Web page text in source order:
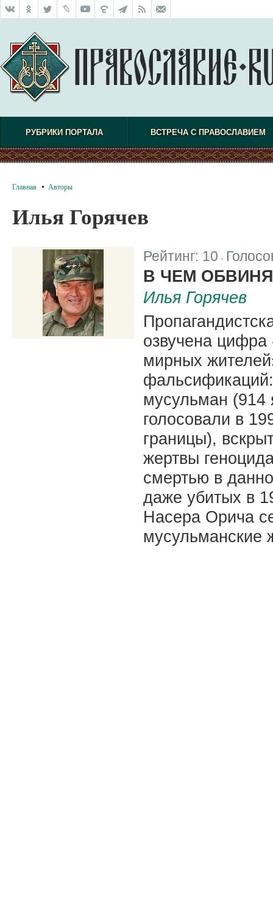
РУБРИКИ ПОРТАЛА ВСТРЕЧА С ПРАВОСЛАВИЕМ
Главная Авторы
Илья Горячев
Рейтинг: 10
В ЧЕМ
Илья Горячев
озвучена
мирных
мусульман (914
голосовали в
границы),
жертвы
смертью в
даже убитых в
Насера Орича
мусульманские